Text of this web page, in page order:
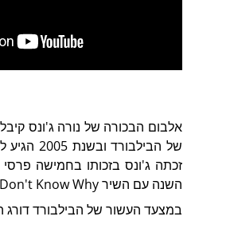
אלבום הבכורה של נורה ג'ונס
זכתה ג'ונס בזכותו בחמישה
השנה עם השיר Don't Know Why. בכך השתוותה את שיא זכיות הגראמי בלילה אחד שהיה שייך ללאורן היל ו
במצעד העשור של הבילבורד דורג